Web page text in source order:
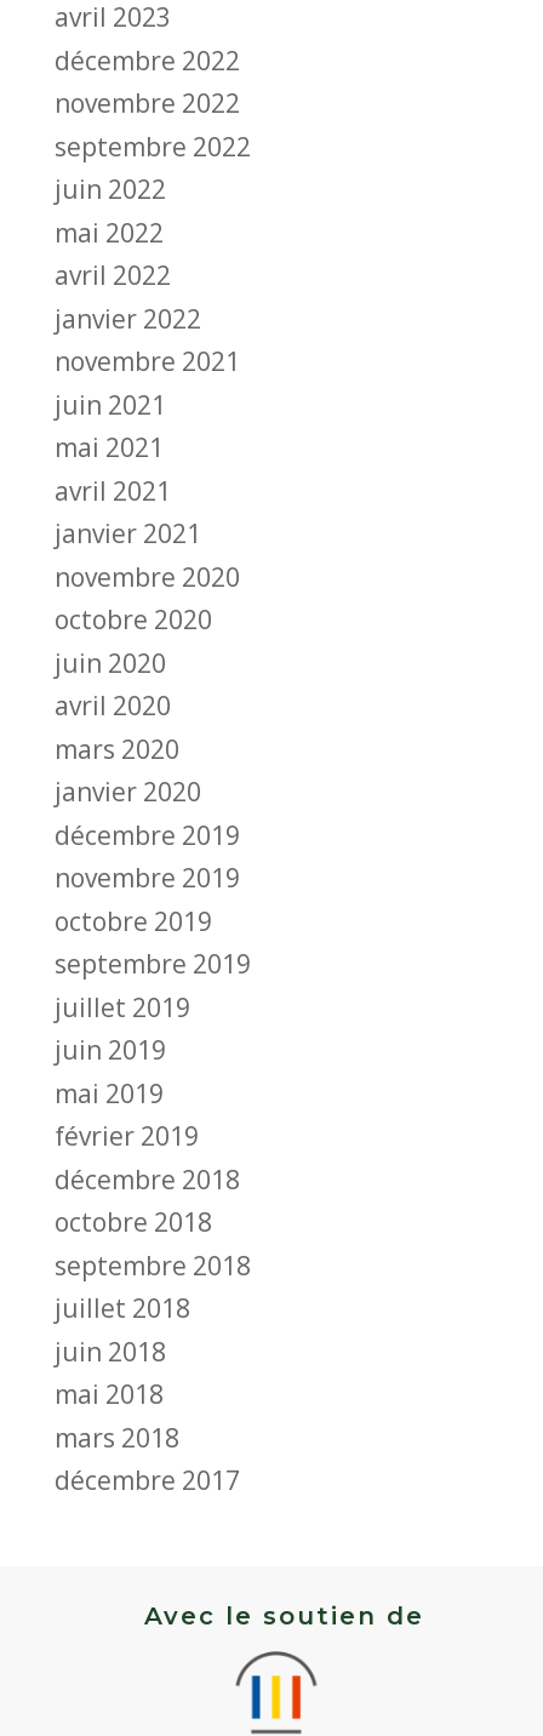
avril 2023
décembre 2022
novembre 2022
septembre 2022
juin 2022
mai 2022
avril 2022
janvier 2022
novembre 2021
juin 2021
mai 2021
avril 2021
janvier 2021
novembre 2020
octobre 2020
juin 2020
avril 2020
mars 2020
janvier 2020
décembre 2019
novembre 2019
octobre 2019
septembre 2019
juillet 2019
juin 2019
mai 2019
février 2019
décembre 2018
octobre 2018
septembre 2018
juillet 2018
juin 2018
mai 2018
mars 2018
décembre 2017
Avec le soutien de